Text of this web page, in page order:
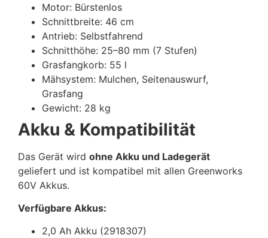
Motor: Bürstenlos
Schnittbreite: 46 cm
Antrieb: Selbstfahrend
Schnitthöhe: 25–80 mm (7 Stufen)
Grasfangkorb: 55 l
Mähsystem: Mulchen, Seitenauswurf,
Grasfang
Gewicht: 28 kg
Akku & Kompatibilität
Das Gerät wird ohne Akku und Ladegerät
geliefert und ist kompatibel mit allen Greenworks
60V Akkus.
Verfügbare Akkus:
2,0 Ah Akku (2918307)